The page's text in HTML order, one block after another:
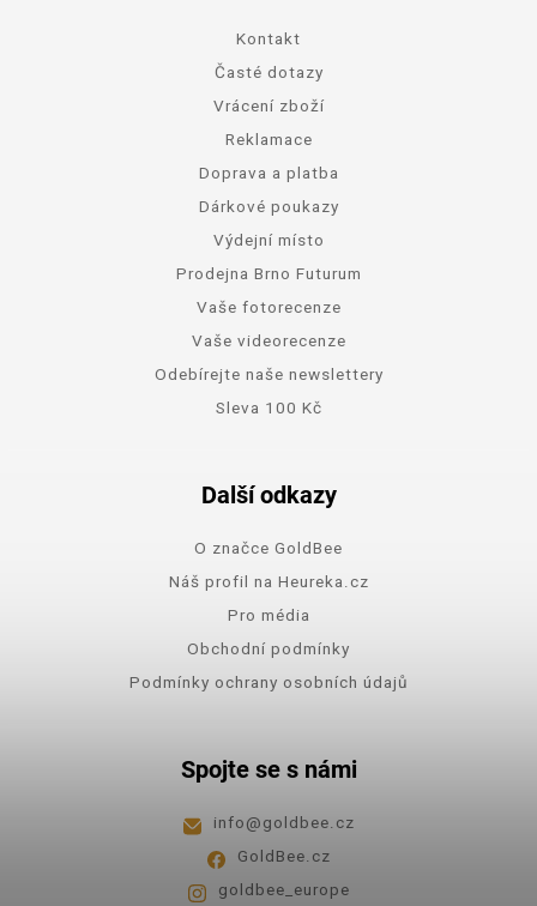
Kontakt
Časté dotazy
Vrácení zboží
Reklamace
Doprava a platba
Dárkové poukazy
Výdejní místo
Prodejna Brno Futurum
Vaše fotorecenze
Vaše videorecenze
Odebírejte naše newslettery
Sleva 100 Kč
Další odkazy
O značce GoldBee
Náš profil na Heureka.cz
Pro média
Obchodní podmínky
Podmínky ochrany osobních údajů
Spojte se s námi
info@goldbee.cz
GoldBee.cz
goldbee_europe